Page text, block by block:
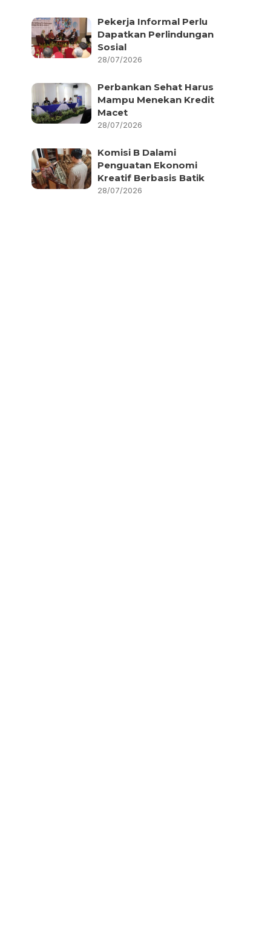
Pekerja Informal Perlu
Dapatkan Perlindungan
Sosial
28/07/2026
Perbankan Sehat Harus
Mampu Menekan Kredit
Macet
28/07/2026
Komisi B Dalami
Penguatan Ekonomi
Kreatif Berbasis Batik
28/07/2026